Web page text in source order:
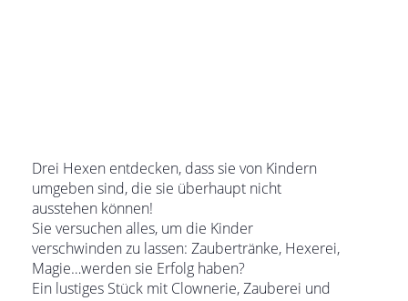
Drei Hexen entdecken, dass sie von Kindern
umgeben sind, die sie überhaupt nicht
ausstehen können!
Sie versuchen alles, um die Kinder
verschwinden zu lassen: Zaubertränke, Hexerei,
Magie…werden sie Erfolg haben?
Ein lustiges Stück mit Clownerie, Zauberei und